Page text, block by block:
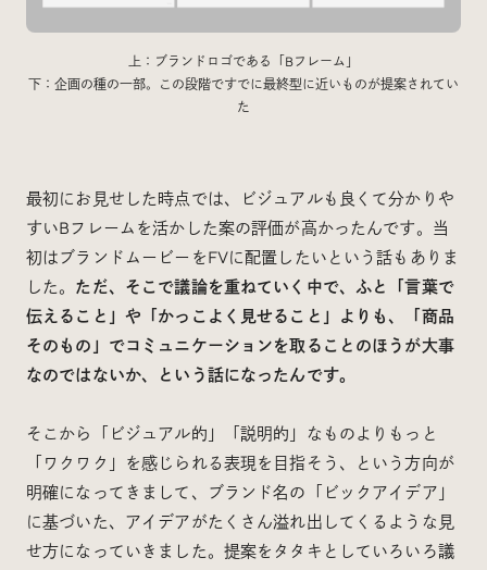
上：ブランドロゴである「Bフレーム」
下：企画の種の一部。この段階ですでに最終型に近いものが提案されてい
た
最初にお見せした時点では、ビジュアルも良くて分かりや
すいBフレームを活かした案の評価が高かったんです。当
初はブランドムービーをFVに配置したいという話もありま
した。 ただ、 そこで議論を重ねていく中で、ふと「言葉で
伝えること」や「かっこよく見せること」よりも、「商品
そのもの」でコミュニケーションを取ることのほうが大事
なのではないか、という話になったんです。
そこから「ビジュアル的」「説明的」なものよりもっと
「ワクワク」を感じられる表現を目指そう、という方向が
明確になってきまして、ブランド名の「ビックアイデア」
に基づいた、アイデアがたくさん溢れ出してくるような見
せ方になっていきました。提案をタタキとしていろいろ議